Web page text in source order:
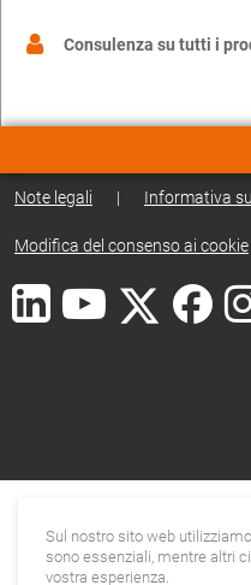
Consulenza su tutti i
Note legali | Informativa
Modifica del consenso ai cookie
Sul nostro sito web
sono essenziali, mentre altri
vostra esperienza.